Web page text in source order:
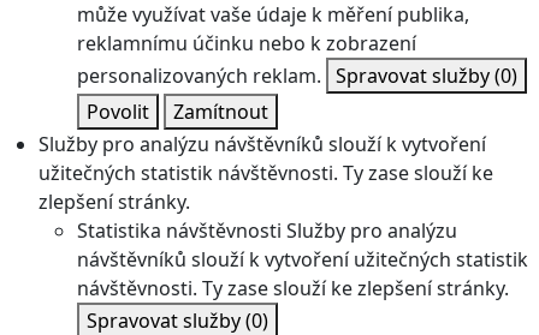
může využívat vaše údaje k měření publika,
reklamnímu účinku nebo k zobrazení
personalizovaných reklam. Spravovat služby(0)
Povolit
Zamítnout
Služby pro analýzu návštěvníků slouží k vytvoření
užitečných statistik návštěvnosti. Ty zase slouží ke
zlepšení stránky.
Statistika návštěvnosti Služby pro analýzu
návštěvníků slouží k vytvoření užitečných statistik
návštěvnosti. Ty zase slouží ke zlepšení stránky.
Spravovat služby(0)